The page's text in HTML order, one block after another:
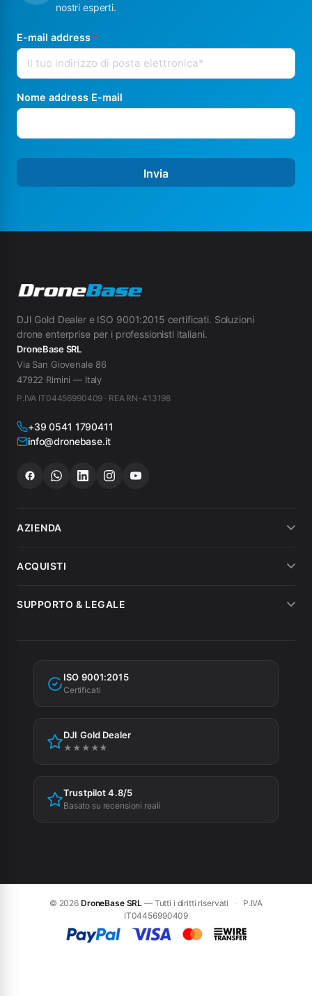
nostri esperti.
E-mail address *
Nome address E-mail
Invia
DJI Gold Dealer e ISO 9001:2015 certificati. Soluzioni
drone enterprise per i professionisti italiani.
DroneBase SRL
Via San Giovenale 86
47922 Rimini — Italy
P.IVA IT04456990409 · REA RN-413198
+39 0541 1790411
info@dronebase.it
AZIENDA
Chi siamo
Noleggio
ACQUISTI
Metodi di pagamento
Agevolazioni fiscali
SUPPORTO & LEGALE
Privacy Policy
Preferenze cookie
ISO 9001:2015
Certificati
DJI Gold Dealer
★★★★★
Trustpilot 4.8/5
Basato su recensioni reali
© 2026 DroneBase SRL — Tutti i diritti riservati ·
P.IVA
IT04456990409